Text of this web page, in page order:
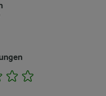
3 4